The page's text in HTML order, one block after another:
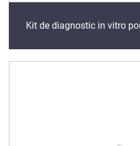
Kit de diagnostic in vitro